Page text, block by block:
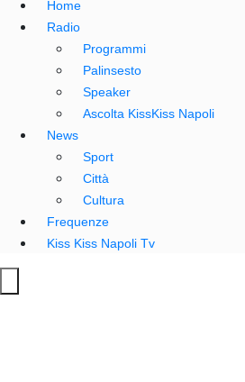
Home
Radio
Programmi
Palinsesto
Speaker
Ascolta KissKiss Napoli
News
Sport
Città
Cultura
Frequenze
Kiss Kiss Napoli Tv